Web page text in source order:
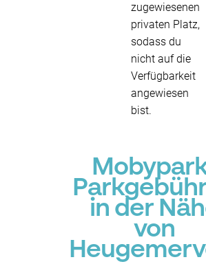
zugewiesenen
privaten Platz,
sodass du
nicht auf die
Verfügbarkeit
angewiesen
bist.
in der
von